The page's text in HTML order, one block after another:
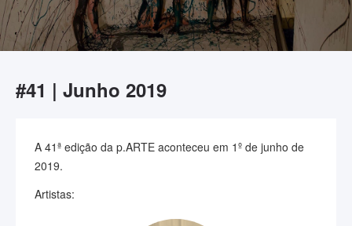
#41 | Junho 2019
A 41ª edição da p.ARTE aconteceu em 1º de junho de
2019.
Artistas: